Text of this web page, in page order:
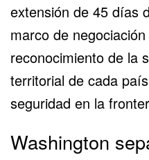
extensión de 45 días
marco de
reconocimiento de la
territorial de cada
seguridad en la
Washington